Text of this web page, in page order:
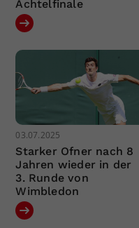
Achtelfinale
03.07.2025
Starker Ofner nach 8
Jahren wieder in der
3. Runde von
Wimbledon